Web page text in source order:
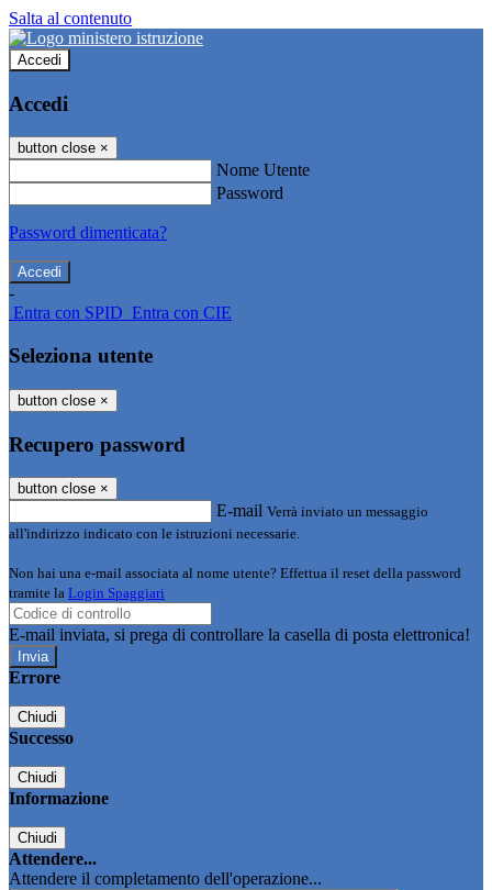
Salta al contenuto
Accedi
Accedi
button close ×
Nome Utente
Password
Password dimenticata?
-
Entra con SPID Entra con CIE
Seleziona utente
button close ×
Recupero password
button close ×
E-mail Verrà inviato un messaggio
all'indirizzo indicato con le istruzioni necessarie.
Non hai una e-mail associata al nome utente? Effettua il reset della password
tramite la Login Spaggiari
E-mail inviata, si prega di controllare la casella di posta elettronica!
Errore
Chiudi
Successo
Chiudi
Informazione
Chiudi
Attendere...
Attendere il completamento dell'operazione...